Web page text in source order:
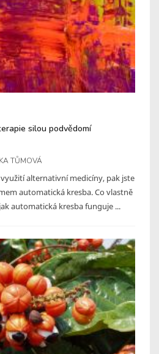
silou podvědomí
TŮMOVÁ
alternativní medicíny, pak jste
automatická kresba. Co vlastně
automatická kresba funguje ...